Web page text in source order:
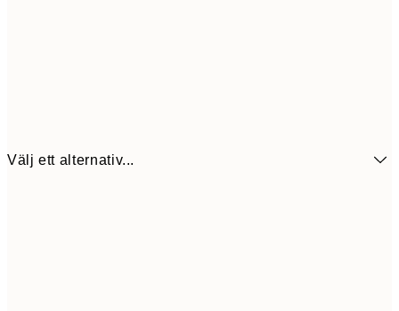
Välj ett alternativ...